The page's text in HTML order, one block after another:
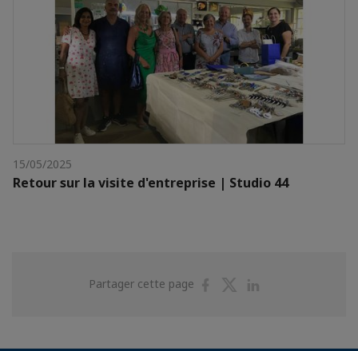
15/05/2025
Retour sur la visite d'entreprise | Studio 44
Partager cette page
PartagerPartager